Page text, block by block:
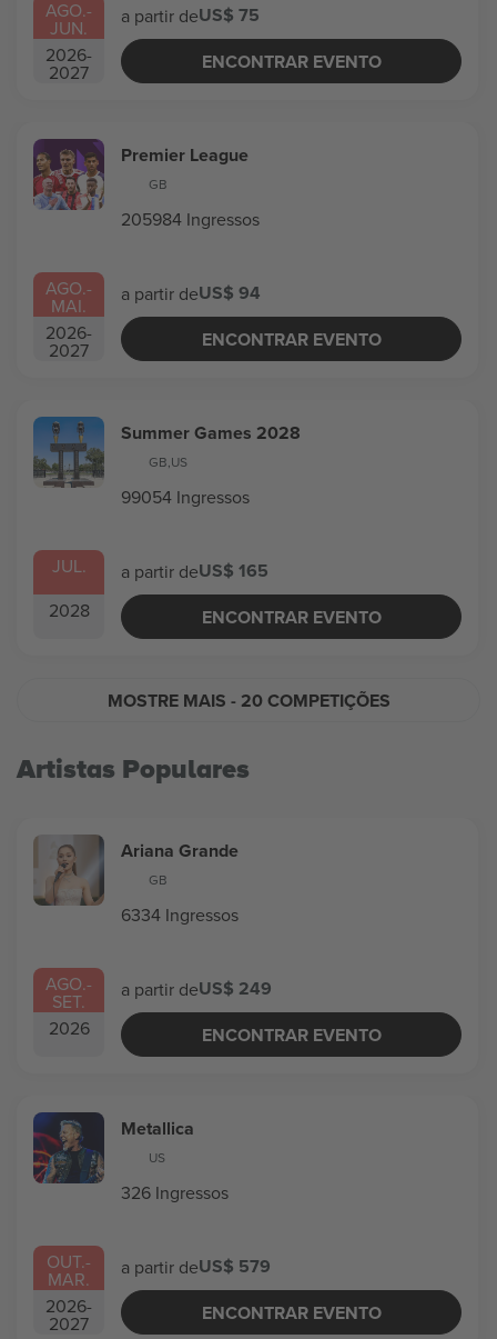
AGO.-
JUN.
2026-
2027
a partir deUS$ 75
ENCONTRAR EVENTO
AGO.-
MAI.
2026-
2027
Premier League
GB
205984 Ingressos
a partir deUS$ 94
ENCONTRAR EVENTO
JUL.
2028
Summer Games 2028
GB,US
99054 Ingressos
a partir deUS$ 165
ENCONTRAR EVENTO
MOSTRE MAIS - 20 COMPETIÇÕES
Artistas Populares
AGO.-
SET.
2026
Ariana Grande
GB
6334 Ingressos
a partir deUS$ 249
ENCONTRAR EVENTO
OUT.-
MAR.
2026-
2027
Metallica
US
326 Ingressos
a partir deUS$ 579
ENCONTRAR EVENTO